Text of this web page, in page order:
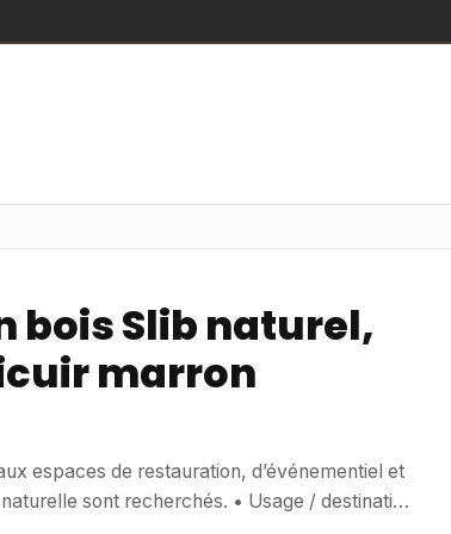
bois Slib naturel,
marron
espaces de restauration, d’événementiel et
recherchés. • Usage / destination